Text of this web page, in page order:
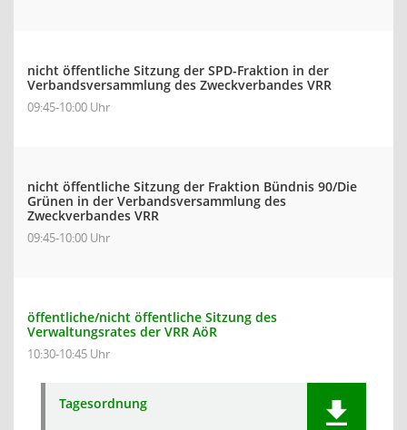
nicht öffentliche Sitzung der SPD-Fraktion in der
Verbandsversammlung des Zweckverbandes VRR
09:45-10:00 Uhr
nicht öffentliche Sitzung der Fraktion Bündnis 90/Die
Grünen in der Verbandsversammlung des
Zweckverbandes VRR
09:45-10:00 Uhr
öffentliche/nicht öffentliche Sitzung des
Verwaltungsrates der VRR AöR
10:30-10:45 Uhr
Tagesordnung